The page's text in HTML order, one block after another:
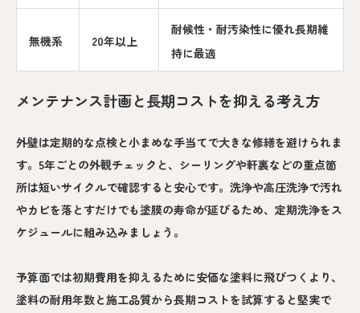
無機系 20年以上
耐候性・耐汚染性に優れ長期維
持に最適
メンテナンス計画と長期コストを抑える考え方
外壁は定期的な点検と小まめな手当てで大きな修繕を避けられま
す。5年ごとの外観チェックと、シーリングや軒裏などの重点箇
所は短いサイクルで確認すると安心です。洗浄や高圧洗浄で汚れ
やカビを落とすだけでも塗膜の寿命が延びるため、定期洗浄をス
ケジュールに組み込みましょう。
予算面では初期費用を抑えるために安価な塗料に飛びつくより、
塗料の耐用年数と施工品質から長期コストを試算すると堅実で